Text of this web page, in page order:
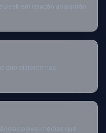
peak em relação ao padrão
que distorce nas
baixo-médias que